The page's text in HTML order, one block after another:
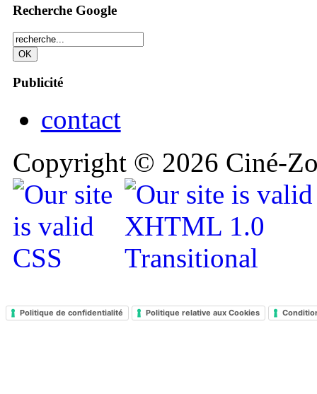
Recherche Google
Publicité
contact
Copyright © 2026 Ciné-
Politique de confidentialité Politique relative aux Cookies